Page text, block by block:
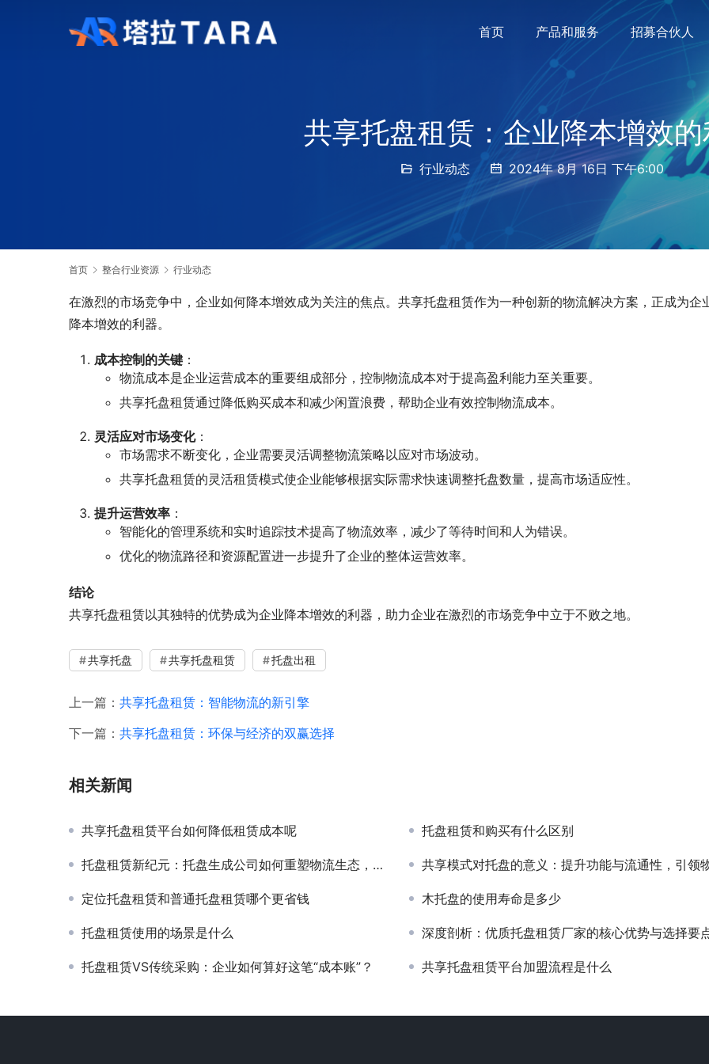
首页 产品和服务 招募合伙人
共享托盘租赁：企业降本增效
行业动态 2024年 8月 16日 下午6:00
首页 整合行业资源 行业动态
在激烈的市场竞争中，企业如何降本增效成为关注的焦点。共享托盘租赁作为一种创新的物流解决方案，正成为企
降本增效的利器。
成本控制的关键 ：
物流成本是企业运营成本的重要组成部分，控制物流成本对于提高盈利能力至关重要。
共享托盘租赁通过降低购买成本和减少闲置浪费，帮助企业有效控制物流成本。
灵活应对市场变化：
市场需求不断变化，企业需要灵活调整物流策略以应对市场波动。
共享托盘租赁的灵活租赁模式使企业能够根据实际需求快速调整托盘数量，提高市场适应性。
提升运营效率 ：
智能化的管理系统和实时追踪技术提高了物流效率，减少了等待时间和人为错误。
优化的物流路径和资源配置进一步提升了企业的整体运营效率。
结论
共享托盘租赁以其独特的优势成为企业降本增效的利器，助力企业在激烈的市场竞争中立于不败之地。
共享托盘 共享托盘租赁 托盘出租
上一篇： 共享托盘租赁：智能物流的新引擎
下一篇： 共享托盘租赁：环保与经济的双赢选择
相关新闻
共享托盘租赁平台如何降低租赁成本呢 托盘租赁和购买有什么区别
托盘租赁新纪元：托盘生成公司如何重塑物流生态，驱动绿色与智能并进 共享模式对托盘的意义：提升功能与流通性，引领物流新纪
定位托盘租赁和普通托盘租赁哪个更省钱 木托盘的使用寿命是多少
托盘租赁使用的场景是什么 深度剖析：优质托盘租赁厂家的核心优势与选择要
托盘租赁VS传统采购：企业如何算好这笔“成本账”？ 共享托盘租赁平台加盟流程是什么